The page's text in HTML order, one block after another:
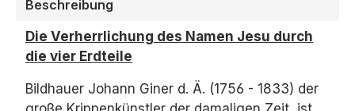
Beschreibung
Die Verherrlichung des Namen Jesu durch
die vier Erdteile
Bildhauer Johann Giner d. Ä. (1756 - 1833) der